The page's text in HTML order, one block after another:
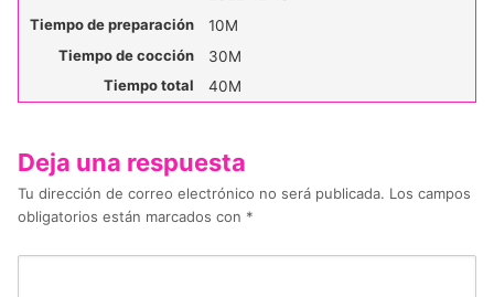
Tiempo de preparación
10M
Tiempo de cocción
30M
Tiempo total
40M
Deja una respuesta
Tu dirección de correo electrónico no será publicada. Los campos
obligatorios están marcados con *